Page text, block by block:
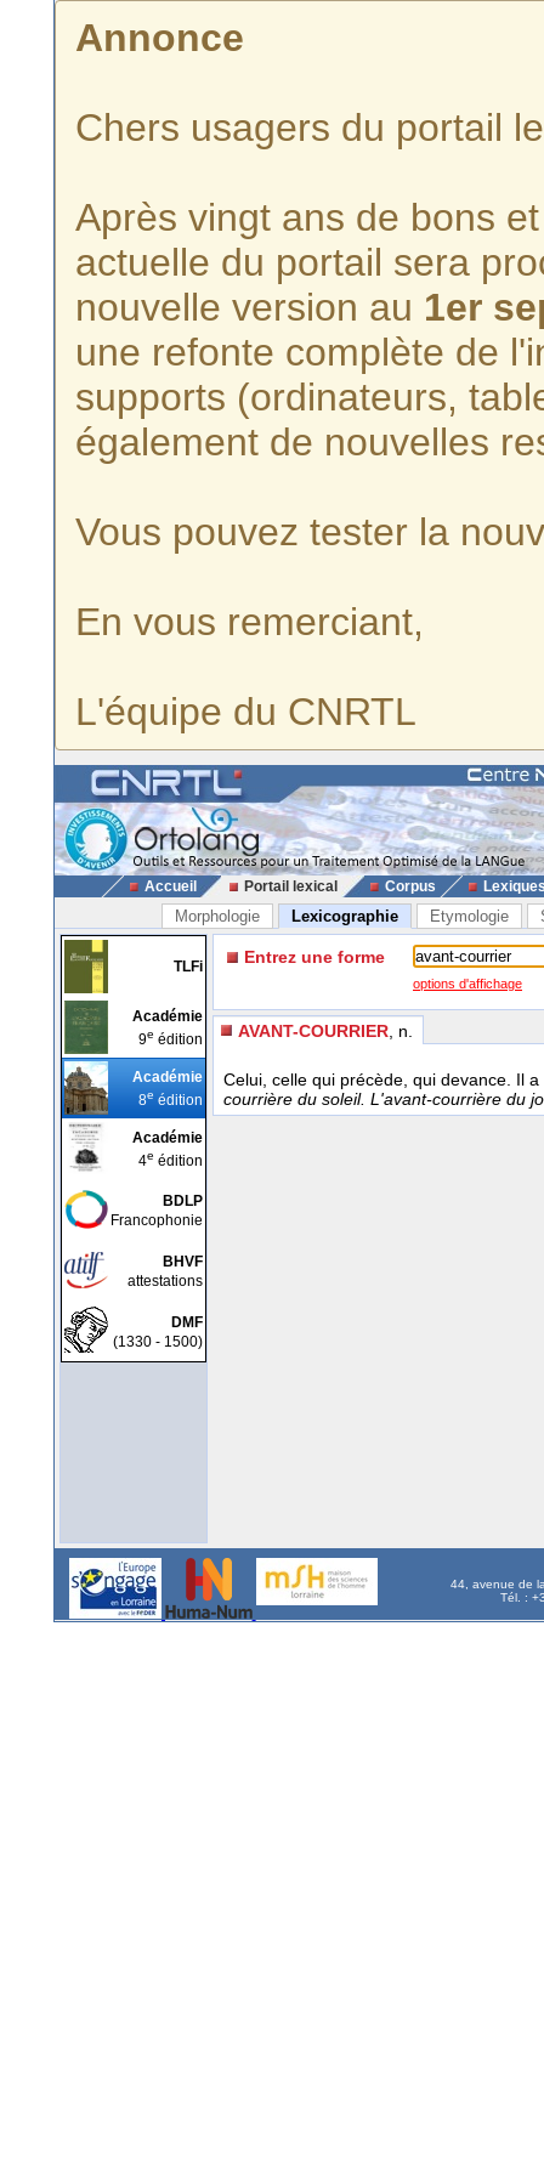
Annonce
Chers usagers du portail
Après vingt ans de bons
actuelle du portail sera
nouvelle version au 1er
une refonte complète de
supports (ordinateurs,
également de nouvelles
Vous pouvez tester la
En vous remerciant,
L'équipe du CNRTL
Accueil Portail lexical Corpus
Morphologie Lexicographie Etymologie
TLFi
Académie
9e édition
Académie
8e édition
Académie
4e édition
BDLP
Francophonie
BHVF
attestations
DMF
(1330 - 1500)
Entrez une forme
options d'affichage
AVANT-COURRIER , n.
Celui, celle qui précède, qui devance. Il
courrière du soleil. L'avant-courrière du
44, avenue de
Tél. :